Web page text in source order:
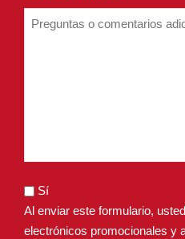
Sí
Al enviar este formulario,
electrónicos promocionales y